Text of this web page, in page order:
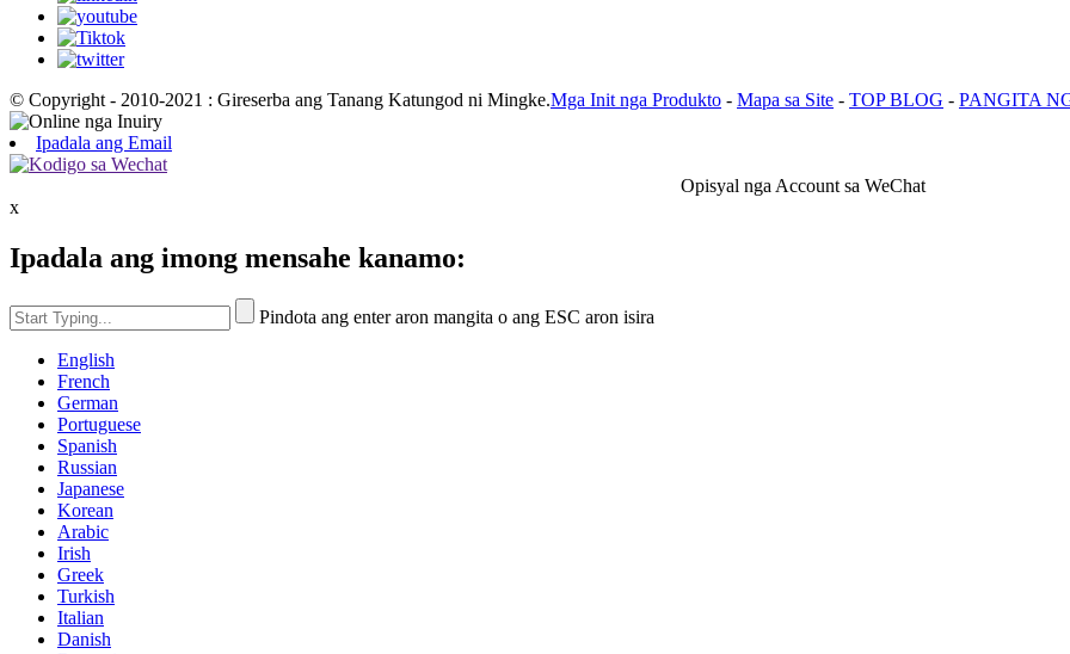
© Copyright - 2010-2021 : Gireserba ang Tanang Katungod ni Mingke.Mga Init nga Produkto - Mapa sa Site - TOP BLOG - PANGITA
Ipadala ang Email
Opisyal nga Account sa WeChat
x
Ipadala ang imong mensahe kanamo:
Pindota ang enter aron mangita o ang ESC aron isira
English
French
German
Portuguese
Spanish
Russian
Japanese
Korean
Arabic
Irish
Greek
Turkish
Italian
Danish